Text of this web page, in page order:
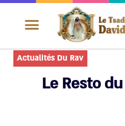
Actualités Du Rav
Le Resto